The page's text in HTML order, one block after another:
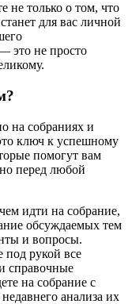
не только о том, что
для вас личной
это не просто
на собраниях и
ключ к успешному
помогут вам
перед любой
идти на собрание,
обсуждаемых тем
и вопросы.
под рукой все
справочные
на собрание с
анализа их